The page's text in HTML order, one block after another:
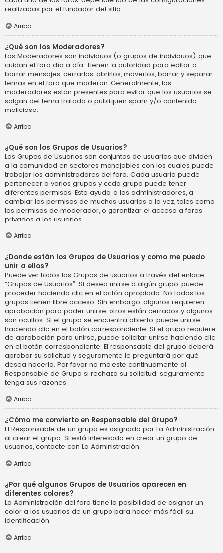
realizadas por el fundador del sitio.
Arriba
¿Qué son los Moderadores?
Los Moderadores son individuos (o grupos de individuos) que
cuidan el foro día a día. Tienen la autoridad para editar o
borrar mensajes, cerrarlos, abrirlos, moverlos, borrar y separar
temas en el foro que moderan. Generalmente, los
moderadores están presentes para evitar que los usuarios se
salgan del tema tratado o publiquen spam y/o contenido
malicioso.
Arriba
¿Qué son los Grupos de Usuarios?
Los Grupos de Usuarios son conjuntos de usuarios que dividen
a la comunidad en sectores manejables con los cuales puede
trabajar los administradores del foro. Cada usuario puede
pertenecer a varios grupos y cada grupo puede tener
diferentes permisos. Esto ayuda, a los administradores, a
cambiar los permisos de muchos usuarios a la vez, tales como
los permisos de moderador, o garantizar el acceso a foros
privados a los usuarios.
Arriba
¿Donde están los Grupos de Usuarios y como me puedo
unir a ellos?
Puede ver todos los Grupos de usuarios a través del enlace
“Grupos de Usuarios”. Si desea unirse a algún grupo, puede
proceder haciendo clic en el botón apropiado. No todos los
grupos tienen libre acceso. Sin embargo, algunos requieren
aprobación para poder unirse, otros están cerrados y algunos
son ocultos. Si el grupo se encuentra abierto, puede unirse
haciendo clic en el botón correspondiente. Si el grupo requiere
de aprobación para unirse, puede solicitar unirse haciendo clic
en el botón correspondiente. El responsable del grupo deberá
aprobar su solicitud y seguramente le preguntará por qué
desea hacerlo. Por favor no moleste continuamente al
Responsable de Grupo si rechaza su solicitud; seguramente
tenga sus razones.
Arriba
¿Cómo me convierto en Responsable del Grupo?
El Responsable de un grupo es asignado por La Administración
al crear el grupo. Si está interesado en crear un grupo de
usuarios, contacte con La Administración.
Arriba
¿Por qué algunos Grupos de Usuarios aparecen en
diferentes colores?
La Administración del foro tiene la posibilidad de asignar un
color a los usuarios de un grupo para hacer más fácil su
identificación.
Arriba